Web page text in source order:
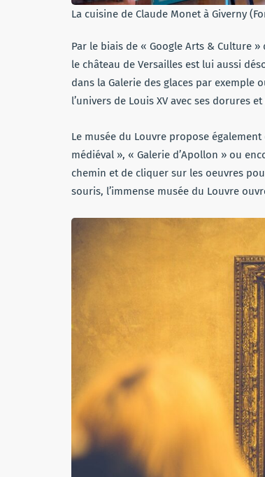
La cuisine de Claude Monet à Giverny
Par le biais de « Google Arts & Culture
le château de Versailles est lui aussi
dans la Galerie des glaces par
l’univers de Louis XV avec ses dorures
Le musée du Louvre propose
médiéval », « Galerie d’Apollon » ou
chemin et de cliquer sur les oeuvres
souris, l’immense musée du Louvre